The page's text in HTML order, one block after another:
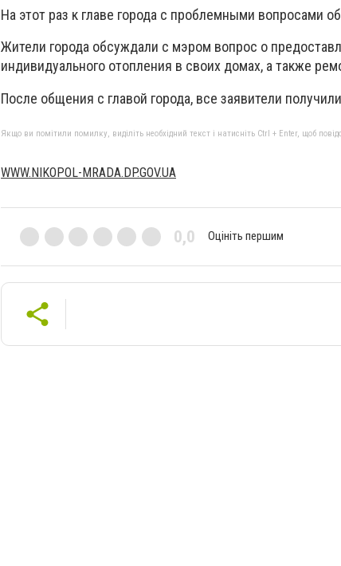
На этот раз к главе города с проблемными вопросами
Жители города обсуждали с мэром вопрос о
индивидуального отопления в своих домах, а также
После общения с главой города, все заявители
Якщо ви помітили помилку, виділіть необхідний текст і натисніть Ctrl + Enter, щоб
WWW.NIKOPOL-MRADA.DP.GOV.UA
0,0 Оцініть першим